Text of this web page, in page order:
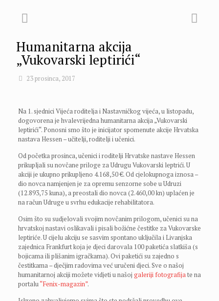
Humanitarna akcija
„Vukovarski leptirići“
23 prosinca, 2017
Na 1. sjednici Vijeća roditelja i Nastavničkog vijeća, u listopadu,
dogovorena je hvalevrijedna humanitarna akcija „Vukovarski
leptirići“. Ponosni smo što je inicijator spomenute akcije Hrvatska
nastava Hessen – učitelji, roditelji i učenici.
Od početka prosinca, učenici i roditelji Hrvatske nastave Hessen
prikupljali su novčane priloge za Udrugu Vukovarski leptrići. U
akciji je ukupno prikupljeno 4.168,50 €. Od cjelokupnoga iznosa –
dio novca namjenjen je za opremu senzorne sobe u Udruzi
(12.893,75 kuna), a preostali dio novca (2.460,00 kn) uplaćen je
na račun Udruge u svrhu edukacije rehabilitatora.
Osim što su sudjelovali svojim novčanim prilogom, učenici su na
hrvatskoj nastavi oslikavali i pisali božićne čestitke za Vukovarske
leptiriće. U cijelu akciju se sasvim spontano uključila i Livanjska
zajednica Frankfurt koja je djeci darovala 100 paketića slatkiša (s
bojicama ili plišanim igračkama). Ovi paketići su zajedno s
čestitkama – dječjim radovima već uručeni djeci. Sve o našoj
humanitarnoj akciji možete vidjeti u našoj galeriji fotografijate na
portalu“Fenix-magazin”.